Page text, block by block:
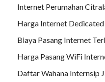
Internet Perumahan
Harga Internet
Biaya Pasang Internet
Harga Pasang WiFi
Daftar Wahana Internsip